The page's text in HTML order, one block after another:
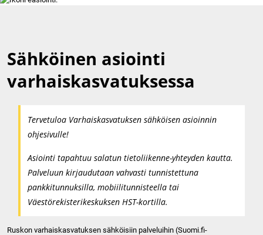
Sähköinen asiointi
varhaiskasvatuksessa
Tervetuloa Varhaiskasvatuksen sähköisen asioinnin
ohjesivulle!
Asiointi tapahtuu salatun tietoliikenne-yhteyden kautta.
Palveluun kirjaudutaan vahvasti tunnistettuna
pankkitunnuksilla, mobiilitunnisteella tai
Väestörekisterikeskuksen HST-kortilla.
Ruskon varhaiskasvatuksen sähköisiin palveluihin (Suomi.fi-